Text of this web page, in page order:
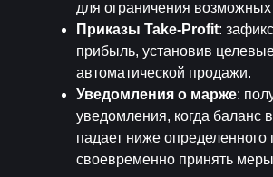
для ограничения возможных
Приказы Take-Profit:
прибыль, установив
автоматической продажи.
Уведомления о марже:
уведомления, когда баланс
падает ниже определенного
своевременно принять